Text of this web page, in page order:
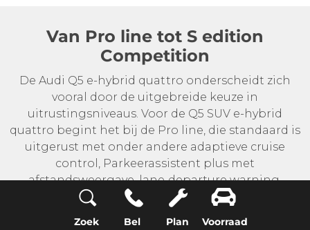
Zoek Bel Plan Voorraad
Van Pro line tot S edition
Competition
De Audi Q5 e-hybrid quattro onderscheidt zich
vooral door de uitgebreide keuze in
uitrustingsniveaus. Voor de Q5 SUV e-hybrid
quattro begint het bij de Pro line, die standaard is
uitgerust met onder andere adaptieve cruise
control, Parkeerassistent plus met
afstandsweergave, lane departure warning,
efficiency assistent en vermoeidheidsassistent.